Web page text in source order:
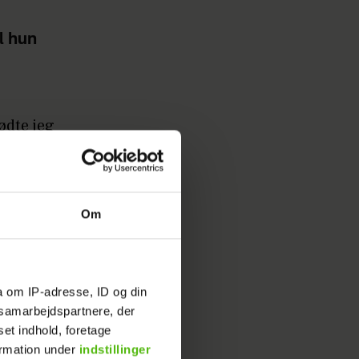
Om
om IP-adresse, ID og din
der
indhold, foretage
under indstillinger
hun
jeg
Vi
lyst til